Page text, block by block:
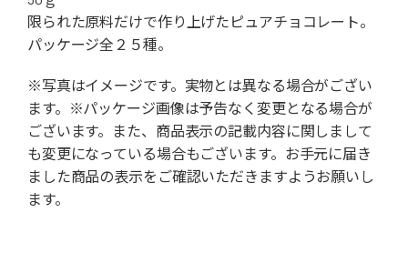
限られた原料だけで作り上げたピュアチョコレート。
パッケージ全２５種。
※写真はイメージです。実物とは異なる場合がござい
ます。※パッケージ画像は予告なく変更となる場合が
ございます。また、商品表示の記載内容に関しまして
も変更になっている場合もございます。お手元に届き
ました商品の表示をご確認いただきますようお願いし
ます。